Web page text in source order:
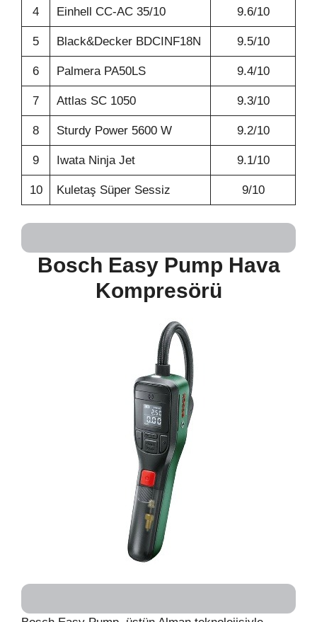
4 Einhell CC-AC 35/10 9.6/10
5 Black&Decker BDCINF18N 9.5/10
6 Palmera PA50LS 9.4/10
7 Attlas SC 1050 9.3/10
8 Sturdy Power 5600 W 9.2/10
9 Iwata Ninja Jet 9.1/10
10 Kuletaş Süper Sessiz 9/10
Bosch Easy Pump Hava
Kompresörü